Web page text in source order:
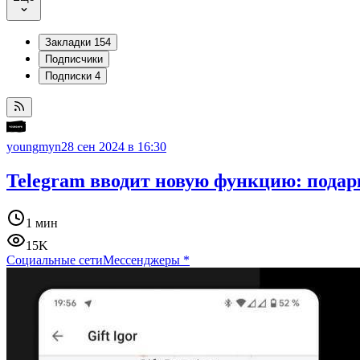
Закладки 154
Подписчики
Подписки 4
youngmyn28 сен 2024 в 16:30
Telegram вводит новую функцию:
1 мин
15K
Социальные сетиМессенджеры *